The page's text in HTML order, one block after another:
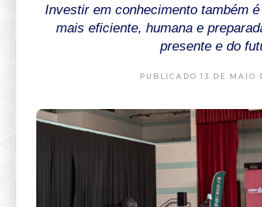
Investir em conhecimento também
mais eficiente, humana e
presente e do
PUBLICADO 13 DE MAIO